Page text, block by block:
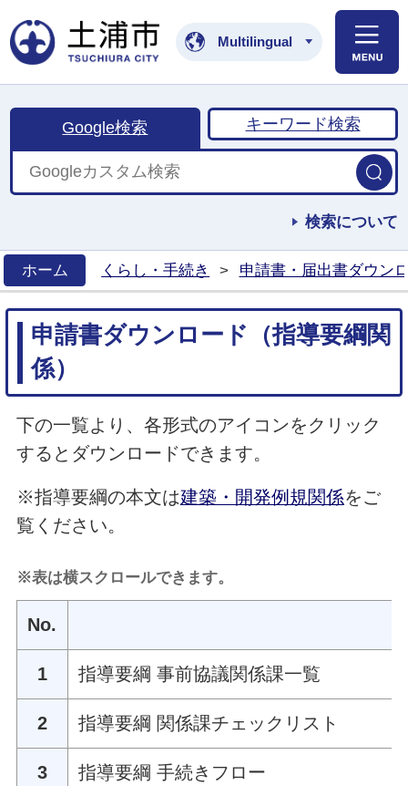
土浦市公式ホームペ
Multilingual
Google検索 キーワード検索
検索について
ホーム
くらし・手続き > 申請書・届出書ダウン
申請書ダウンロード（指導要綱関
係）
下の一覧より、各形式のアイコンをクリック
するとダウンロードできます。
※指導要綱の本文は建築・開発例規関係をご
覧ください。
※表は横スクロールできます。
No.
1 指導要綱 事前協議関係課一覧
2 指導要綱 関係課チェックリスト
3 指導要綱 手続きフロー